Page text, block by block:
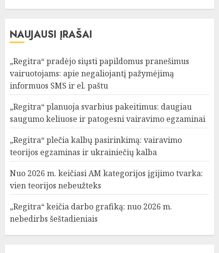
NAUJAUSI ĮRAŠAI
„Regitra“ pradėjo siųsti papildomus pranešimus
vairuotojams: apie negaliojantį pažymėjimą
informuos SMS ir el. paštu
„Regitra“ planuoja svarbius pakeitimus: daugiau
saugumo keliuose ir patogesni vairavimo egzaminai
„Regitra“ plečia kalbų pasirinkimą: vairavimo
teorijos egzaminas ir ukrainiečių kalba
Nuo 2026 m. keičiasi AM kategorijos įgijimo tvarka:
vien teorijos nebeužteks
„Regitra“ keičia darbo grafiką: nuo 2026 m.
nebedirbs šeštadieniais